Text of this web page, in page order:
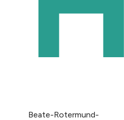
Beate-Rotermund-